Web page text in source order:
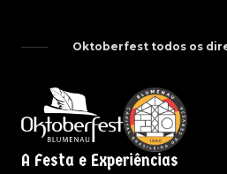
Oktoberfest todos os
A Festa e Experiências